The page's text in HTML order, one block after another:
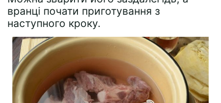
вранці почати приготування з
наступного кроку.